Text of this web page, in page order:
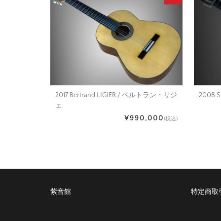
2017 Bertrand LIGIER / ベルトラン・リジ
ェ
¥990,000(税込)
2008
紫音館 特定商取